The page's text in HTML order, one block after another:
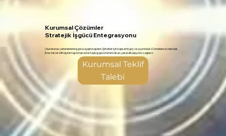
Kurumsal Çözümler
Stratejik İşgücü Entegrasyonu
Uluslararası yeteneklerle işgücü açığını kapatın. Şirketler için kapsamlı göç ve uyumluluk (Compliance) desteği.
İster tek bir kilit kişinin taşınması ister toplu işgücü temini olsun, yasal altyapıyı biz sağlarız.
Kurumsal Teklif
Talebi